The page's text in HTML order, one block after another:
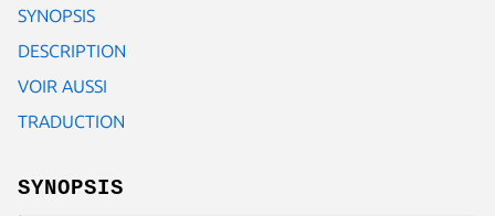
SYNOPSIS
DESCRIPTION
VOIR AUSSI
TRADUCTION
SYNOPSIS